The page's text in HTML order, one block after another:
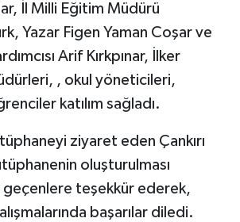
İl Milli Eğitim Müdürü
Yazar Figen Yaman Coşar ve
Arif Kırkpınar, İlker
, okul yöneticileri,
katılım sağladı.
ziyaret eden Çankırı
oluşturulması
geçenlere teşekkür ederek,
başarılar diledi.